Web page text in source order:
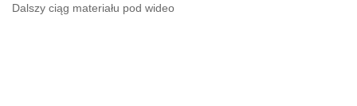
Dalszy ciąg materiału pod wideo